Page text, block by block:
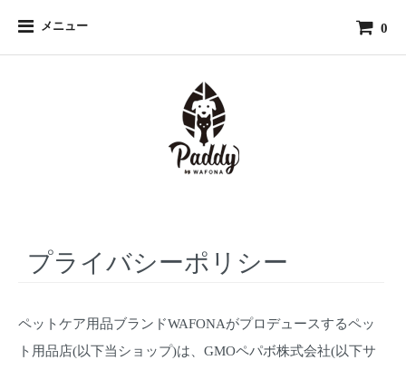
メニュー 0
プライバシーポリシー
ペットケア用品ブランドWAFONAがプロデュースするペッ
ト用品店(以下当ショップ)は、 GMOペパボ株式会社(以下サ